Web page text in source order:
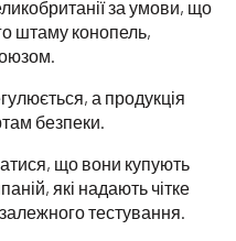
за умови, що
штаму конопель,
а продукція
безпеки.
що вони купують
які надають чітке
тестування.